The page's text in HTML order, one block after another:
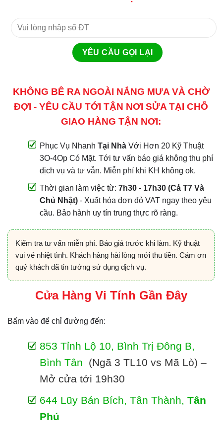
KHÔNG BÊ RA NGOÀI NẮNG MƯA VÀ CHỜ
ĐỢI - YÊU CẦU TỚI TẬN NƠI SỬA TẠI CHỖ
GIAO HÀNG TẬN NƠI:
Phục Vụ Nhanh Tại Nhà Với Hơn 20 Kỹ Thuật
3O-4Op Có Mặt. Tới tư vấn báo giá không thu phí
dịch vụ và tư vẫn. Miễn phí khi KH không ok.
Thời gian làm việc từ: 7h30 - 17h30 (Cả T7 Và
Chủ Nhật) - Xuất hóa đơn đỏ VAT ngay theo yêu
cầu. Bảo hành uy tín trung thực rõ ràng.
Kiểm tra tư vấn miễn phí. Báo giá trước khi làm. Kỹ thuật
vui vẻ nhiệt tình. Khách hàng hài lòng mới thu tiền. Cảm ơn
quý khách đã tin tưởng sử dụng dịch vụ.
Cửa Hàng Vi Tính Gần Đây
Bấm vào để chỉ đường đến:
853 Tỉnh Lộ 10, Bình Trị Đông B,
Bình Tân
(Ngã 3 TL10 vs Mã Lò) –
Mở cửa tới 19h30
644 Lũy Bán Bích, Tân Thành, Tân
Phú